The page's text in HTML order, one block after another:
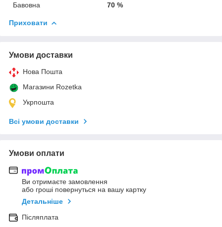
Бавовна
70 %
Приховати
Умови доставки
Нова Пошта
Магазини Rozetka
Укрпошта
Всі умови доставки
Умови оплати
Ви отримаєте замовлення
або гроші повернуться на вашу картку
Детальніше
Післяплата